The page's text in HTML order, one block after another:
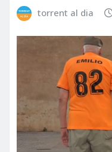
torrent al dia